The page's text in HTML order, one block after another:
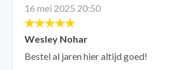
16 mei 2025 20:50
Wesley Nohar
Bestel al jaren hier altijd goed!